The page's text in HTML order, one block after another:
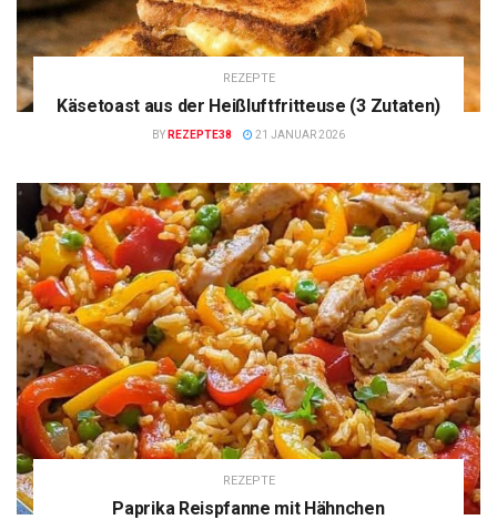
REZEPTE
Käsetoast aus der Heißluftfritteuse (3 Zutaten)
BY REZEPTE38 21 JANUAR 2026
REZEPTE
Paprika Reispfanne mit Hähnchen